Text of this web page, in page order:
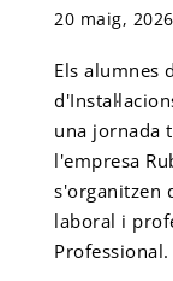
20 maig, 2026
Els alumnes
una jornada
l'empresa
s'organitzen
laboral i
Professional.